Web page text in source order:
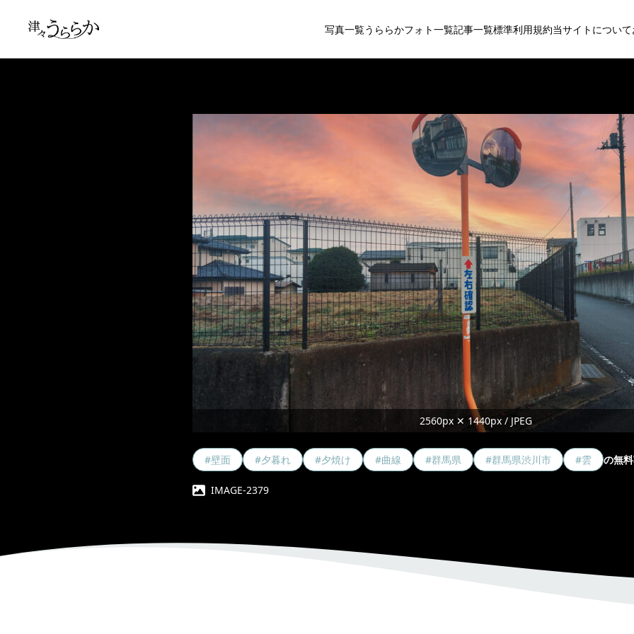
写真一覧うららかフォト一覧記事一覧標準利用規約当サイトについて
2560px ✕ 1440px / JPEG
#壁面 #夕暮れ #夕焼け #曲線 #群馬県 #群馬県渋川市 #雲 の無
IMAGE-2379